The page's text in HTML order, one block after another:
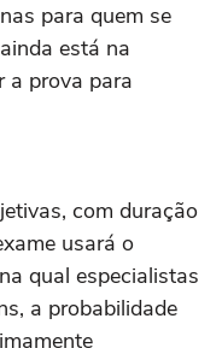
para quem se
está na
a prova para
com duração
usará o
qual especialistas
a probabilidade